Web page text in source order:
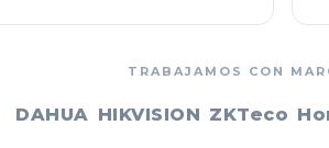
TRABAJAMOS CON
DAHUA HIKVISION ZKTeco